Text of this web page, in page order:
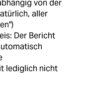
von der
aller
Der Bericht
lediglich nicht